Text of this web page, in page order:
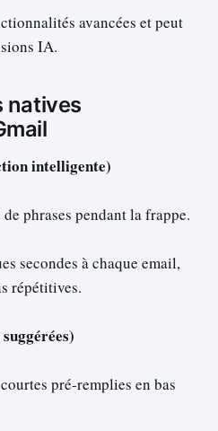
avancées et peut
IA.
natives
intelligente)
phrases pendant la frappe.
secondes à chaque email,
répétitives.
pré-remplies en bas